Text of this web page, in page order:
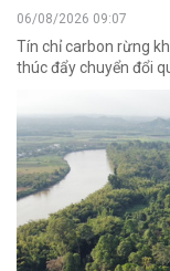
06/08/2026 09:07
Tín chỉ carbon rừng
thúc đẩy chuyển đổi